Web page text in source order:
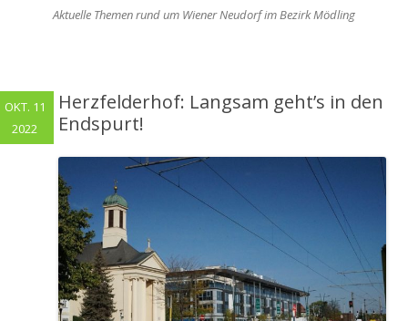
Aktuelle Themen rund um Wiener Neudorf im Bezirk Mödling
Herzfelderhof: Langsam geht’s in den
Endspurt!
OKT. 11
2022